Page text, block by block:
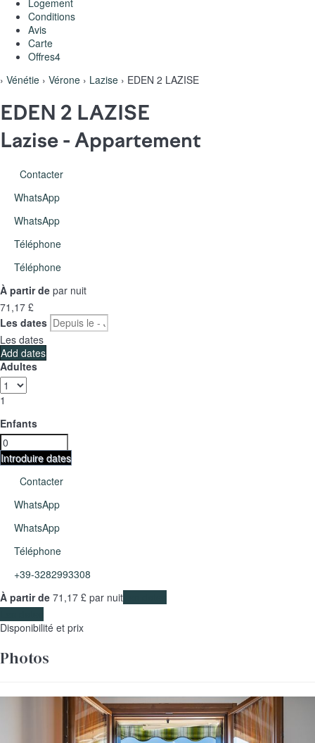
Conditions
Avis
Carte
Offres4
› Vénétie › Vérone › Lazise › EDEN 2 LAZISE
EDEN 2 LAZISE
Lazise - Appartement
Contacter
WhatsApp
WhatsApp
Téléphone
Téléphone
À partir de par nuit
71,17 £
Les dates
Les dates
Add dates
Adultes
1
Enfants
Introduire dates
Contacter
WhatsApp
WhatsApp
Téléphone
+39-3282993308
À partir de 71,17 £ par nuit
Disponibilité et prix
Photos